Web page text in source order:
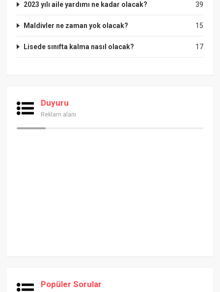
39
2023 yılı aile yardımı ne kadar olacak?
15
Maldivler ne zaman yok olacak?
17
Lisede sınıfta kalma nasıl olacak?
Duyuru
Reklam alanı
Popüler Sorular